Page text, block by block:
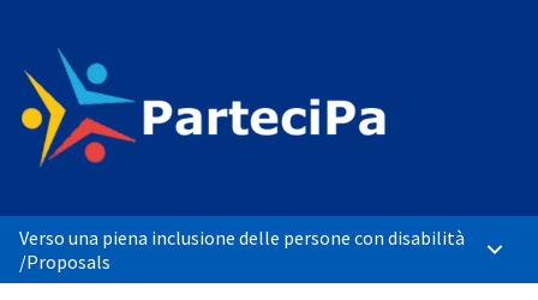
Verso una piena inclusione delle persone con disabilità
/Proposals Main